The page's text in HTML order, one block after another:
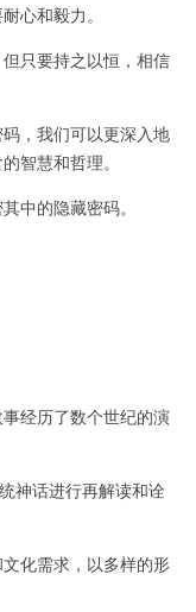
心和毅力。
只要持之以恒，相信
，我们可以更深入地
智慧和哲理。
的隐藏密码。
经历了数个世纪的演
神话进行再解读和诠
化需求，以多样的形